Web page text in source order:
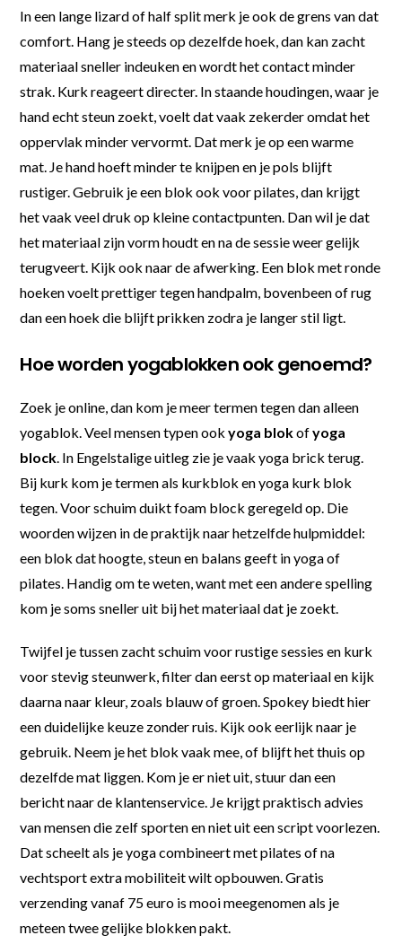
In een lange lizard of half split merk je ook de grens van dat
comfort. Hang je steeds op dezelfde hoek, dan kan zacht
materiaal sneller indeuken en wordt het contact minder
strak. Kurk reageert directer. In staande houdingen, waar je
hand echt steun zoekt, voelt dat vaak zekerder omdat het
oppervlak minder vervormt. Dat merk je op een warme
mat. Je hand hoeft minder te knijpen en je pols blijft
rustiger. Gebruik je een blok ook voor pilates, dan krijgt
het vaak veel druk op kleine contactpunten. Dan wil je dat
het materiaal zijn vorm houdt en na de sessie weer gelijk
terugveert. Kijk ook naar de afwerking. Een blok met ronde
hoeken voelt prettiger tegen handpalm, bovenbeen of rug
dan een hoek die blijft prikken zodra je langer stil ligt.
Hoe worden yogablokken ook genoemd?
Zoek je online, dan kom je meer termen tegen dan alleen
yogablok. Veel mensen typen ookyoga blokofyoga
block. In Engelstalige uitleg zie je vaak yoga brick terug.
Bij kurk kom je termen als kurkblok en yoga kurk blok
tegen. Voor schuim duikt foam block geregeld op. Die
woorden wijzen in de praktijk naar hetzelfde hulpmiddel:
een blok dat hoogte, steun en balans geeft in yoga of
pilates. Handig om te weten, want met een andere spelling
kom je soms sneller uit bij het materiaal dat je zoekt.
Twijfel je tussen zacht schuim voor rustige sessies en kurk
voor stevig steunwerk, filter dan eerst op materiaal en kijk
daarna naar kleur, zoals blauw of groen. Spokey biedt hier
een duidelijke keuze zonder ruis. Kijk ook eerlijk naar je
gebruik. Neem je het blok vaak mee, of blijft het thuis op
dezelfde mat liggen. Kom je er niet uit, stuur dan een
bericht naar de klantenservice. Je krijgt praktisch advies
van mensen die zelf sporten en niet uit een script voorlezen.
Dat scheelt als je yoga combineert met pilates of na
vechtsport extra mobiliteit wilt opbouwen. Gratis
verzending vanaf 75 euro is mooi meegenomen als je
meteen twee gelijke blokken pakt.